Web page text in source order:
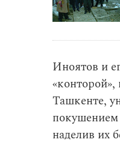
Иноятов и
Ташкенте,
наделив их